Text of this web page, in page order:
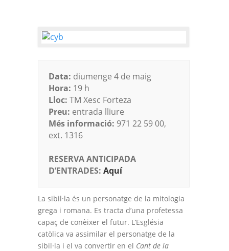
Data: diumenge 4 de maig
Hora: 19 h
Lloc: TM Xesc Forteza
Preu: entrada lliure
Més informació: 971 22 59 00,
ext. 1316
RESERVA ANTICIPADA
D’ENTRADES: Aquí
La sibil·la és un personatge de la mitologia
grega i romana. Es tracta d’una profetessa
capaç de conèixer el futur. L’Església
catòlica va assimilar el personatge de la
sibil·la i el va convertir en el Cant de la